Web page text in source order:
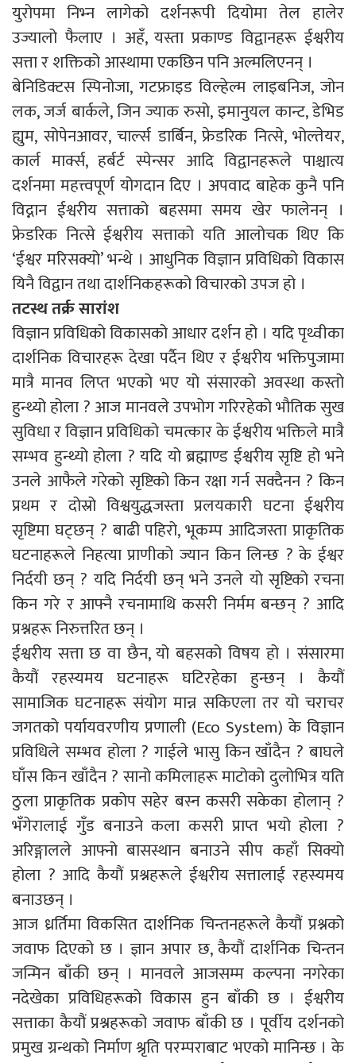
युरोपमा निभ्न लागेको दर्शनरूपी दियोमा तेल हालेर
उज्यालो फैलाए । अहँ, यस्ता प्रकाण्ड विद्वानहरू ईश्वरीय
सत्ता र शक्तिको आस्थामा एकछिन पनि अल्मलिएनन् ।
बेनिडिक्टस स्पिनोजा, गटफ्राइड विल्हेल्म लाइबनिज, जोन
लक, जर्ज बार्कले, जिन ज्याक रुसो, इमानुयल कान्ट, डेभिड
ह्युम, सोपेनआवर, चार्ल्स डार्बिन, फ्रेडरिक नित्से, भोल्तेयर,
कार्ल मार्क्स, हर्बर्ट स्पेन्सर आदि विद्वानहरूले पाश्चात्य
दर्शनमा महत्त्वपूर्ण योगदान दिए । अपवाद बाहेक कुनै पनि
विद्नान ईश्वरीय सत्ताको बहसमा समय खेर फालेनन् ।
फ्रेडरिक नित्से ईश्वरीय सत्ताको यति आलोचक थिए कि
‘ईश्वर मरिसक्यो’ भन्थे । आधुनिक विज्ञान प्रविधिको विकास
यिनै विद्वान तथा दार्शनिकहरूको विचारको उपज हो ।
तटस्थ तर्क्र सारांश
विज्ञान प्रविधिको विकासको आधार दर्शन हो । यदि पृथ्वीका
दार्शनिक विचारहरू देखा पर्दैन थिए र ईश्वरीय भक्तिपुजामा
मात्रै मानव लिप्त भएको भए यो संसारको अवस्था कस्तो
हुन्थ्यो होला ? आज मानवले उपभोग गरिरहेको भौतिक सुख
सुविधा र विज्ञान प्रविधिको चमत्कार के ईश्वरीय भक्तिले मात्रै
सम्भव हुन्थ्यो होला ? यदि यो ब्रह्माण्ड ईश्वरीय सृष्टि हो भने
उनले आफैले गरेको सृष्टिको किन रक्षा गर्न सक्दैनन ? किन
प्रथम र दोस्रो विश्वयुद्धजस्ता प्रलयकारी घटना ईश्वरीय
सृष्टिमा घट्छन् ? बाढी पहिरो, भूकम्प आदिजस्ता प्राकृतिक
घटनाहरूले निहत्या प्राणीको ज्यान किन लिन्छ ? के ईश्वर
निर्दयी छन् ? यदि निर्दयी छन् भने उनले यो सृष्टिको रचना
किन गरे र आफ्नै रचनामाथि कसरी निर्मम बन्छन् ? आदि
प्रश्नहरू निरुत्तरित छन् ।
ईश्वरीय सत्ता छ वा छैन, यो बहसको विषय हो । संसारमा
कैयौं रहस्यमय घटनाहरू घटिरहेका हुन्छन् । कैयौं
सामाजिक घटनाहरू संयोग मान्न सकिएला तर यो चराचर
जगतको पर्यायवरणीय प्रणाली (Eco System) के विज्ञान
प्रविधिले सम्भव होला ? गाईले भासु किन खाँदैन ? बाघले
घाँस किन खाँदैन ? सानो कमिलाहरू माटोको दुलोभित्र यति
ठुला प्राकृतिक प्रकोप सहेर बस्न कसरी सकेका होलान् ?
भँगेरालाई गुँड बनाउने कला कसरी प्राप्त भयो होला ?
अरिङ्गालले आफ्नो बासस्थान बनाउने सीप कहाँ सिक्यो
होला ? आदि कैयौं प्रश्नहरूले ईश्वरीय सत्तालाई रहस्यमय
बनाउछन् ।
आज ध्रर्तिमा विकसित दार्शनिक चिन्तनहरूले कैयौं प्रश्नको
जवाफ दिएको छ । ज्ञान अपार छ, कैयौं दार्शनिक चिन्तन
जन्मिन बाँकी छन् । मानवले आजसम्म कल्पना नगरेका
नदेखेका प्रविधिहरूको विकास हुन बाँकी छ । ईश्वरीय
सत्ताका कैयौं प्रश्नहरूको जवाफ बाँकी छ । पूर्वीय दर्शनको
प्रमुख ग्रन्थको निर्माण श्रृति परम्पराबाट भएको मानिन्छ । के